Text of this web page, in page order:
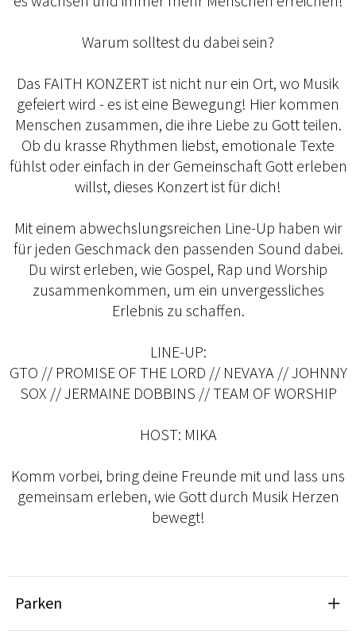
Warum solltest du dabei sein?
Das FAITH KONZERT ist nicht nur ein Ort, wo Musik
gefeiert wird - es ist eine Bewegung! Hier kommen
Menschen zusammen, die ihre Liebe zu Gott teilen.
Ob du krasse Rhythmen liebst, emotionale Texte
fühlst oder einfach in der Gemeinschaft Gott erleben
willst, dieses Konzert ist für dich!
Mit einem abwechslungsreichen Line-Up haben wir
für jeden Geschmack den passenden Sound dabei.
Du wirst erleben, wie Gospel, Rap und Worship
zusammenkommen, um ein unvergessliches
Erlebnis zu schaffen.
LINE-UP:
GTO // PROMISE OF THE LORD // NEVAYA // JOHNNY
SOX // JERMAINE DOBBINS // TEAM OF WORSHIP
HOST: MIKA
Komm vorbei, bring deine Freunde mit und lass uns
gemeinsam erleben, wie Gott durch Musik Herzen
bewegt!
Parken